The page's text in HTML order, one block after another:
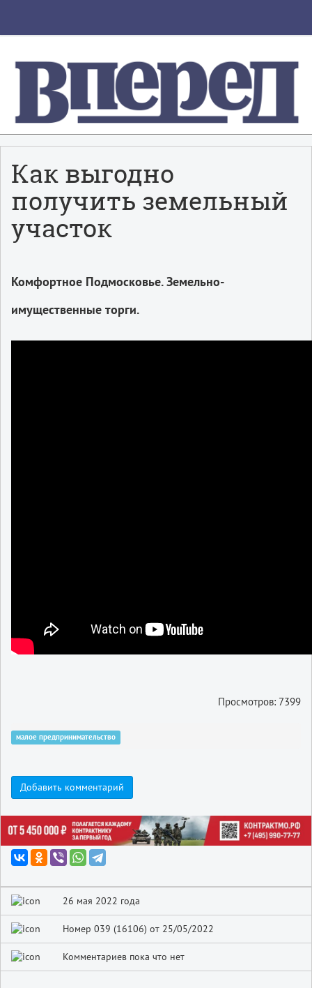
Как выгодно
получить земельный
участок
Комфортное Подмосковье. Земельно-
имущественные торги.
Просмотров: 7399
малое предпринимательство
Добавить комментарий
26 мая 2022 года
Номер 039 (16106) от 25/05/2022
Комментариев пока что нет